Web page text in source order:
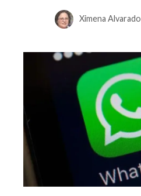
Ximena Alvarado